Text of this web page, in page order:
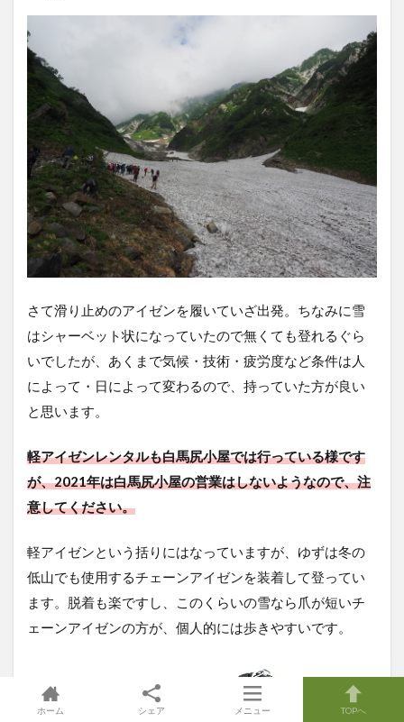
さて滑り止めのアイゼンを履いていざ出発。ちなみに雪
はシャーベット状になっていたので無くても登れるぐら
いでしたが、あくまで気候・技術・疲労度など条件は人
によって・日によって変わるので、持っていた方が良い
と思います。
軽アイゼンレンタルも白馬尻小屋では行っている様です
が、2021年は白馬尻小屋の営業はしないようなので、注
意してください。
軽アイゼンという括りにはなっていますが、ゆずは冬の
低山でも使用するチェーンアイゼンを装着して登ってい
ます。脱着も楽ですし、このくらいの雪なら爪が短いチ
ェーンアイゼンの方が、個人的には歩きやすいです。
ホーム シェア メニュー TOPへ